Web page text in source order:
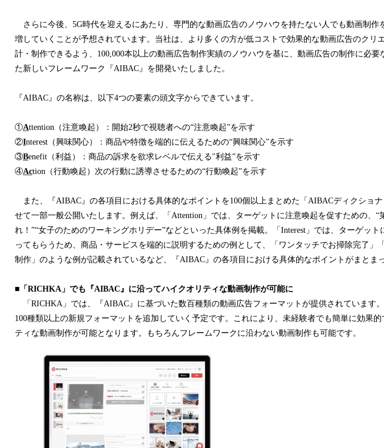
さらに今後、5G時代を迎えるにあたり、専門的な動画広告のノウハウを持たない人でも動画制作
増していくことが予想されています。当社は、より多くの方が低コストで効果的な動画広告のクリ
計・制作できるよう、100,000本以上の動画広告制作実績のノウハウを基に、動画広告の制作に必要
た新しいフレームワーク『AIBAC』を開発いたしました。
『AIBAC』の名称は、以下4つの要素の頭文字からできています。
①Attention（注意喚起）：開始2秒で視聴者への“注意喚起”を示す
②Interest（興味関心）：商品や特徴を端的に伝えるための“興味関心”を示す
③Benefit（利益）：商品の訴求を欲求レベルで伝える"利益”を示す
④Action（行動喚起）次の行動に誘導させるための“行動喚起”を示す
また、『AIBAC』の各項目における具体的なポイントを100個以上まとめた「AIBACディクショ
せて一部一般公開いたします。例えば、「Attention」では、ターゲットに注意喚起を促すための、“
れ！”“女子のためのワーキングホリデー”などといった具体例を掲載。「Interest」では、ターゲット
ってもらうため、商品・サービスを端的に説明するための例として、「ワンタッチでお掃除完了」
制作」のような例が記載されているなど、『AIBAC』の各項目における具体的なポイントがまとま
■「RICHKA」でも『AIBAC』に沿ってハイクオリティな動画制作が可能に
「RICHKA」では、『AIBAC』に基づいた数百種類の動画広告フォーマットが提供されています。
100種類以上の新規フォーマットを追加していく予定です。これにより、未経験者でも簡単に効果的
ティな動画制作が可能となります。もちろんフレームワークに沿わない動画制作も可能です。